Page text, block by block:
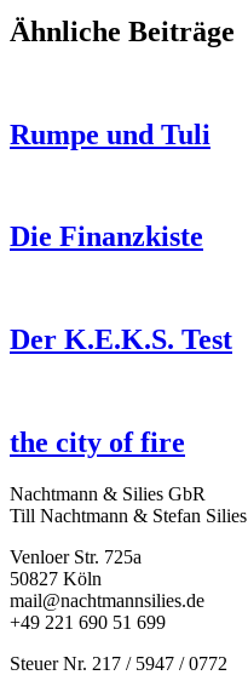
Ähnliche Beiträge
Rumpe und Tuli
Die Finanzkiste
Der K.E.K.S. Test
the city of fire
Nachtmann & Silies GbR
Till Nachtmann & Stefan Silies
Venloer Str. 725a
50827 Köln
mail@nachtmannsilies.de
+49 221 690 51 699
Steuer Nr. 217 / 5947 / 0772